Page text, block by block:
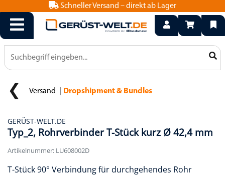
Schneller Versand – direkt ab Lager
0800 15 50 550
info@geruest-welt.de
Versand Dropshipment & Bundles
GERÜST-WELT.DE
Typ_2, Rohrverbinder T-Stück kurz Ø 42,4 mm
Artikelnummer: LU608002D
T-Stück 90° Verbindung für durchgehendes Rohr